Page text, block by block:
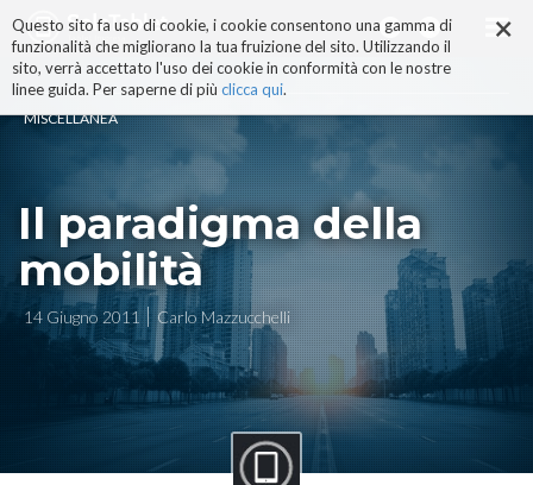
×
Questo sito fa uso di cookie, i cookie consentono una gamma di
funzionalità che migliorano la tua fruizione del sito. Utilizzando il
sito, verrà accettato l'uso dei cookie in conformità con le nostre
linee guida. Per saperne di più clicca qui.
ai
contenuti.
|
alla
navigazione
MISCELLANEA
Il paradigma della
mobilità
14 Giugno 2011 Carlo Mazzucchelli